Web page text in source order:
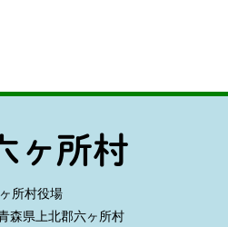
所村役場
森県上北郡六ヶ所村